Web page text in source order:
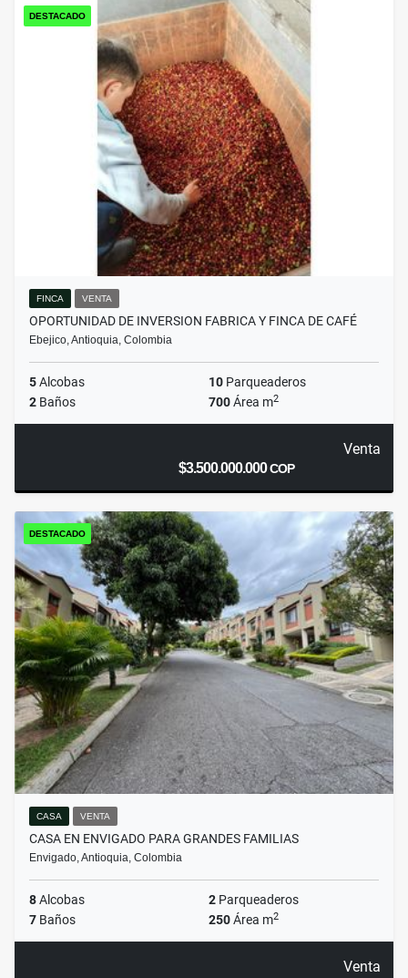
DESTACADO
FINCA VENTA
OPORTUNIDAD DE INVERSION FABRICA Y FINCA DE CAFÉ
Ebejico, Antioquia, Colombia
5Alcobas 10 Parqueaderos
2 Baños 700Área m2
Venta
$3.500.000.000COP
DESTACADO
CASA VENTA
CASA EN ENVIGADO PARA GRANDES FAMILIAS
Envigado, Antioquia, Colombia
8Alcobas 2 Parqueaderos
7 Baños 250Área m2
Venta